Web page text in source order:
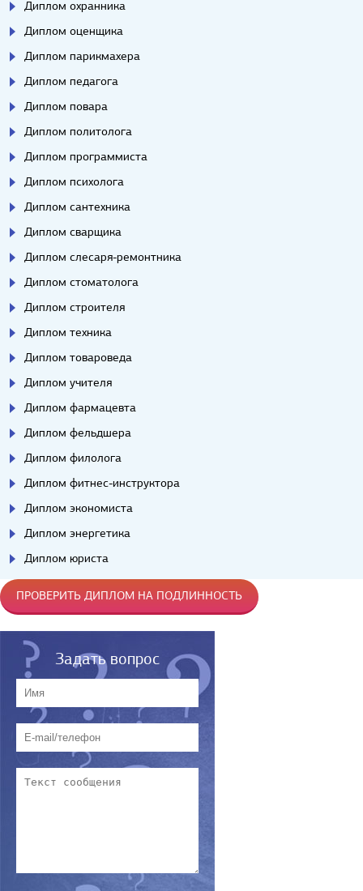
Диплом охранника
Диплом оценщика
Диплом парикмахера
Диплом педагога
Диплом повара
Диплом политолога
Диплом программиста
Диплом психолога
Диплом сантехника
Диплом сварщика
Диплом слесаря-ремонтника
Диплом стоматолога
Диплом строителя
Диплом техника
Диплом товароведа
Диплом учителя
Диплом фармацевта
Диплом фельдшера
Диплом филолога
Диплом фитнес-инструктора
Диплом экономиста
Диплом энергетика
Диплом юриста
ПРОВЕРИТЬ ДИПЛОМ НА ПОДЛИННОСТЬ
Задать вопрос